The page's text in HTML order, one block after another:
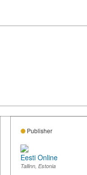
Publisher
Eesti Online
Tallinn, Estonia